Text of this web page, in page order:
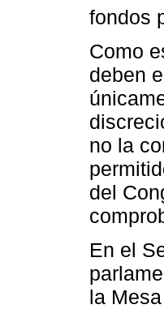
fondos
Como
deben
no la
del
En el
la